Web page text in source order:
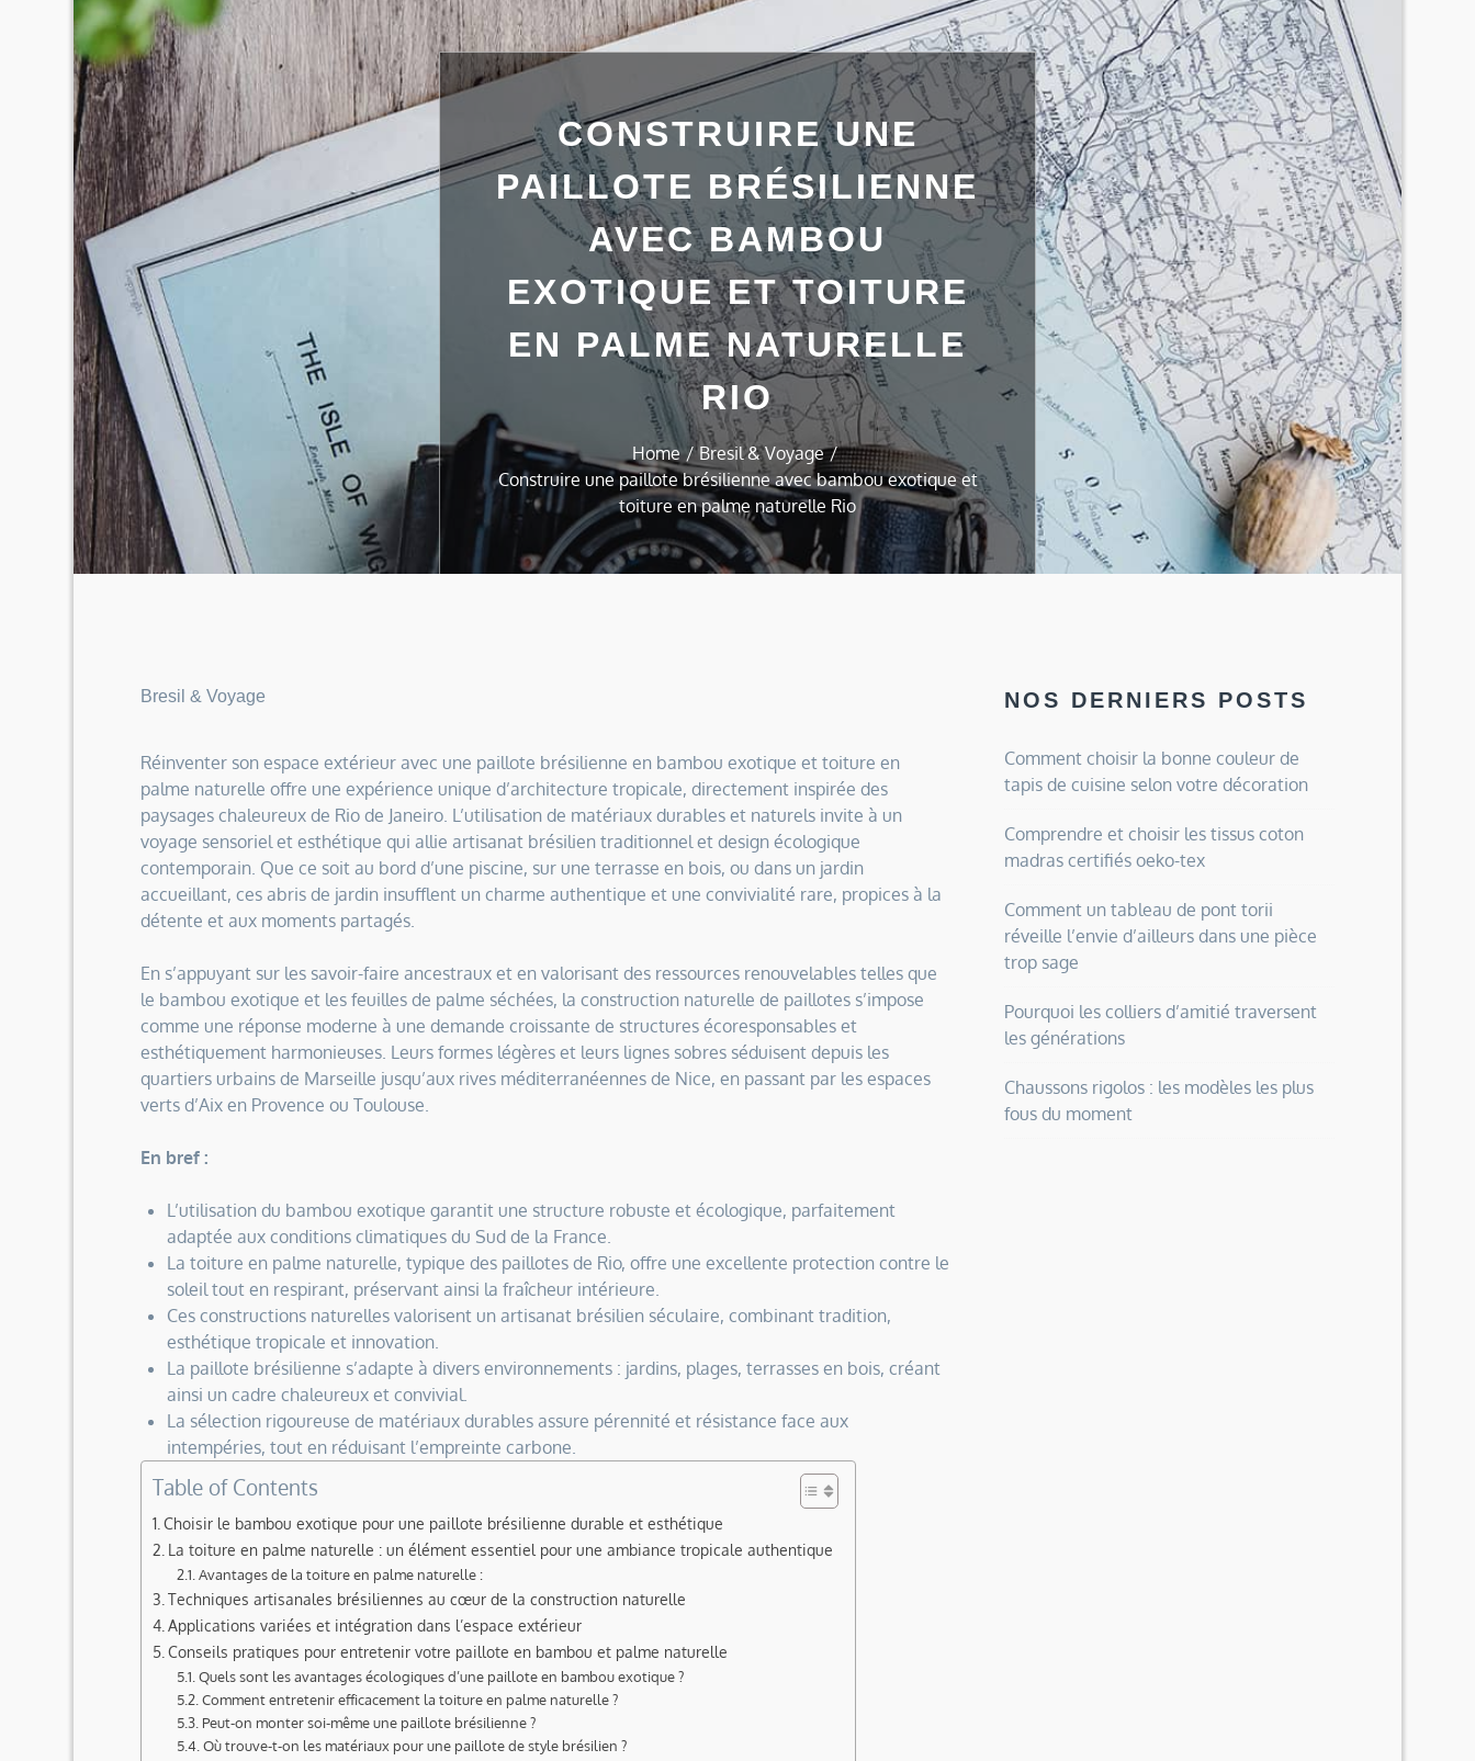
CONSTRUIRE UNE
PAILLOTE BRÉSILIENNE
AVEC BAMBOU
EXOTIQUE ET TOITURE
EN PALME NATURELLE
RIO
Home
Bresil & Voyage
Construire une paillote brésilienne avec bambou exotique et
toiture en palme naturelle Rio
Bresil & Voyage
Réinventer son espace extérieur avec une paillote brésilienne en bambou exotique et toiture en
palme naturelle offre une expérience unique d’architecture tropicale, directement inspirée des
paysages chaleureux de Rio de Janeiro. L’utilisation de matériaux durables et naturels invite à un
voyage sensoriel et esthétique qui allie artisanat brésilien traditionnel et design écologique
contemporain. Que ce soit au bord d’une piscine, sur une terrasse en bois, ou dans un jardin
accueillant, ces abris de jardin insufflent un charme authentique et une convivialité rare, propices à la
détente et aux moments partagés.
En s’appuyant sur les savoir-faire ancestraux et en valorisant des ressources renouvelables telles que
le bambou exotique et les feuilles de palme séchées, la construction naturelle de paillotes s’impose
comme une réponse moderne à une demande croissante de structures écoresponsables et
esthétiquement harmonieuses. Leurs formes légères et leurs lignes sobres séduisent depuis les
quartiers urbains de Marseille jusqu’aux rives méditerranéennes de Nice, en passant par les espaces
verts d’Aix en Provence ou Toulouse.
En bref :
L’utilisation du bambou exotique garantit une structure robuste et écologique, parfaitement
adaptée aux conditions climatiques du Sud de la France.
La toiture en palme naturelle, typique des paillotes de Rio, offre une excellente protection contre le
soleil tout en respirant, préservant ainsi la fraîcheur intérieure.
Ces constructions naturelles valorisent un artisanat brésilien séculaire, combinant tradition,
esthétique tropicale et innovation.
La paillote brésilienne s’adapte à divers environnements : jardins, plages, terrasses en bois, créant
ainsi un cadre chaleureux et convivial.
La sélection rigoureuse de matériaux durables assure pérennité et résistance face aux
intempéries, tout en réduisant l’empreinte carbone.
Table of Contents
Choisir le bambou exotique pour une paillote brésilienne durable et esthétique
La toiture en palme naturelle : un élément essentiel pour une ambiance tropicale authentique
Avantages de la toiture en palme naturelle :
Techniques artisanales brésiliennes au cœur de la construction naturelle
Applications variées et intégration dans l’espace extérieur
Conseils pratiques pour entretenir votre paillote en bambou et palme naturelle
Quels sont les avantages écologiques d’une paillote en bambou exotique ?
Comment entretenir efficacement la toiture en palme naturelle ?
Peut-on monter soi-même une paillote brésilienne ?
Où trouve-t-on les matériaux pour une paillote de style brésilien ?
NOS DERNIERS POSTS
Comment choisir la bonne couleur de
tapis de cuisine selon votre décoration
Comprendre et choisir les tissus coton
madras certifiés oeko-tex
Comment un tableau de pont torii
réveille l’envie d’ailleurs dans une pièce
trop sage
Pourquoi les colliers d’amitié traversent
les générations
Chaussons rigolos : les modèles les plus
fous du moment